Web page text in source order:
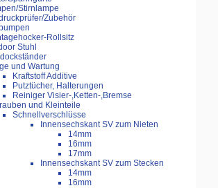
Stirnlampe
Zubehör
Rollsitz
Stuhl
und Wartung
Kraftstoff Additive
Putztücher, Halterungen
Reiniger Visier-,Ketten-,Bremse
und Kleinteile
Schnellverschlüsse
Innensechskant SV zum Nieten
14mm
16mm
17mm
Innensechskant SV zum Stecken
14mm
16mm